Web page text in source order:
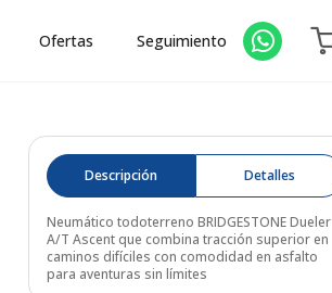
Ofertas Seguimiento
Descripción Detalles
Neumático todoterreno BRIDGESTONE Dueler
A/T Ascent que combina tracción superior en
caminos difíciles con comodidad en asfalto
para aventuras sin límites